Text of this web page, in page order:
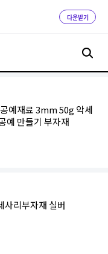
다운받기
예재료 3mm 50g 악세
예 만들기 부자재
사리부자재 실버